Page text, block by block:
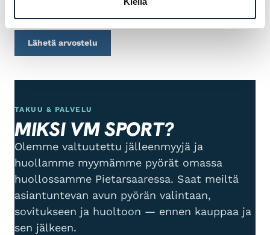
Arvostelut tarkistetaan ennen julkaisua.
Lähetä arvostelu
TAKUU & PALVELU
MIKSI VM SPORT?
Olemme valtuutettu jälleenmyyjä ja
huollamme myymämme pyörät omassa
huollossamme Pietarsaaressa. Saat meiltä
asiantuntevan avun pyörän valintaan,
sovitukseen ja huoltoon — ennen kauppaa ja
sen jälkeen.